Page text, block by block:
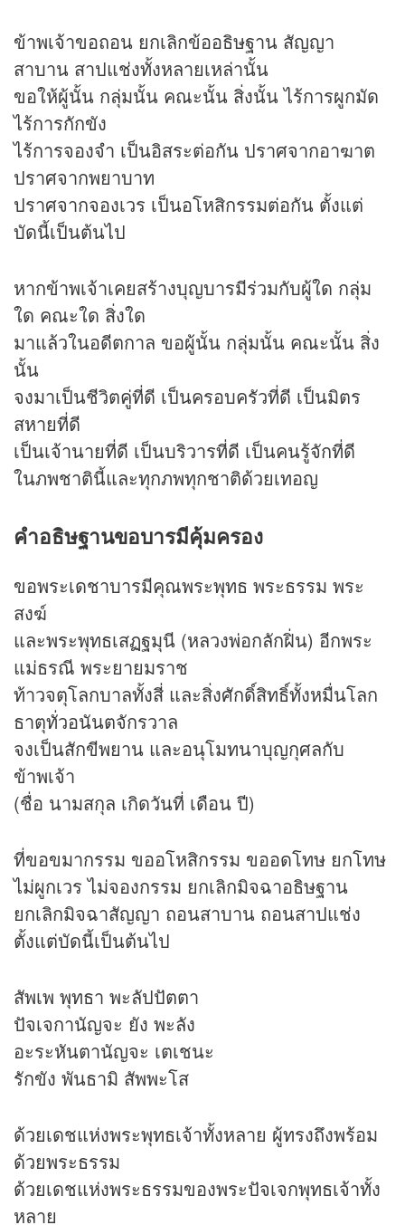
ข้าพเจ้าขอถอน ยกเลิกข้ออธิษฐาน สัญญา
สาบาน สาปแช่งทั้งหลายเหล่านั้น
ขอให้ผู้นั้น กลุ่มนั้น คณะนั้น สิ่งนั้น ไร้การผูกมัด
ไร้การกักขัง
ไร้การจองจำ เป็นอิสระต่อกัน ปราศจากอาฆาต
ปราศจากพยาบาท
ปราศจากจองเวร เป็นอโหสิกรรมต่อกัน ตั้งแต่
บัดนี้เป็นต้นไป
หากข้าพเจ้าเคยสร้างบุญบารมีร่วมกับผู้ใด กลุ่ม
ใด คณะใด สิ่งใด
มาแล้วในอดีตกาล ขอผู้นั้น กลุ่มนั้น คณะนั้น สิ่ง
นั้น
จงมาเป็นชีวิตคู่ที่ดี เป็นครอบครัวที่ดี เป็นมิตร
สหายที่ดี
เป็นเจ้านายที่ดี เป็นบริวารที่ดี เป็นคนรู้จักที่ดี
ในภพชาตินี้และทุกภพทุกชาติด้วยเทอญ
คำอธิษฐานขอบารมีคุ้มครอง
ขอพระเดชาบารมีคุณพระพุทธ พระธรรม พระ
สงฆ์
และพระพุทธเสฏฐมุนี (หลวงพ่อกลักฝิ่น) อีกพระ
แม่ธรณี พระยายมราช
ท้าวจตุโลกบาลทั้งสี่ และสิ่งศักดิ์สิทธิ์ทั้งหมื่นโลก
ธาตุทั่วอนันตจักรวาล
จงเป็นสักขีพยาน และอนุโมทนาบุญกุศลกับ
ข้าพเจ้า
(ชื่อ นามสกุล เกิดวันที่ เดือน ปี)
ที่ขอขมากรรม ขออโหสิกรรม ขออดโทษ ยกโทษ
ไม่ผูกเวร ไม่จองกรรม ยกเลิกมิจฉาอธิษฐาน
ยกเลิกมิจฉาสัญญา ถอนสาบาน ถอนสาปแช่ง
ตั้งแต่บัดนี้เป็นต้นไป
สัพเพ พุทธา พะลัปปัตตา
ปัจเจกานัญจะ ยัง พะลัง
อะระหันตานัญจะ เตเชนะ
รักขัง พันธามิ สัพพะโส
ด้วยเดชแห่งพระพุทธเจ้าทั้งหลาย ผู้ทรงถึงพร้อม
ด้วยพระธรรม
ด้วยเดชแห่งพระธรรมของพระปัจเจกพุทธเจ้าทั้ง
หลาย